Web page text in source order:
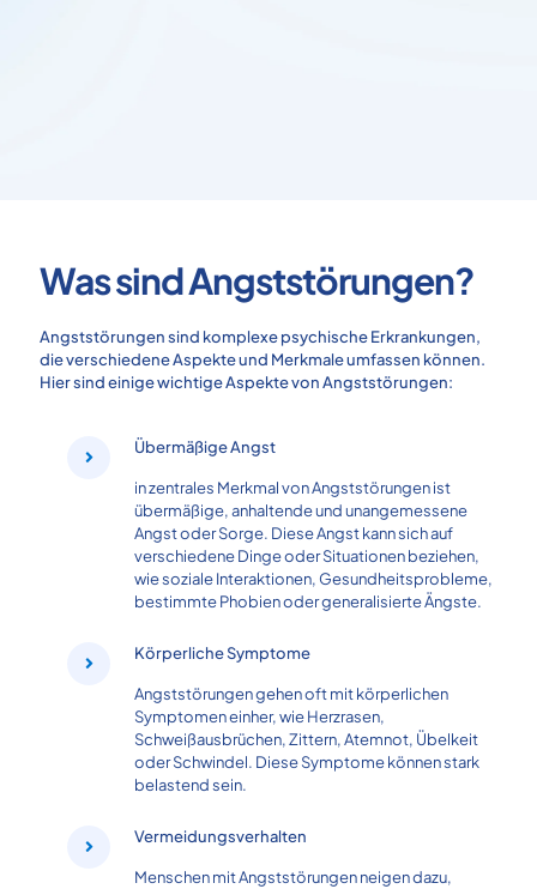
Was sind Angststörungen?
Angststörungen sind komplexe psychische Erkrankungen,
die verschiedene Aspekte und Merkmale umfassen können.
Hier sind einige wichtige Aspekte von Angststörungen:
Übermäßige Angst
in zentrales Merkmal von Angststörungen ist
übermäßige, anhaltende und unangemessene
Angst oder Sorge. Diese Angst kann sich auf
verschiedene Dinge oder Situationen beziehen,
wie soziale Interaktionen, Gesundheitsprobleme,
bestimmte Phobien oder generalisierte Ängste.
Körperliche Symptome
Angststörungen gehen oft mit körperlichen
Symptomen einher, wie Herzrasen,
Schweißausbrüchen, Zittern, Atemnot, Übelkeit
oder Schwindel. Diese Symptome können stark
belastend sein.
Vermeidungsverhalten
Menschen mit Angststörungen neigen dazu,